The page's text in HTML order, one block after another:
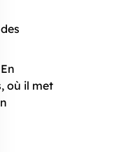
où il met